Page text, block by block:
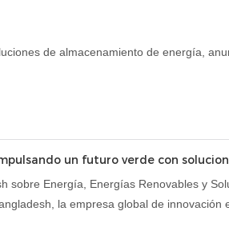
de almacenamiento de energía,
un futuro verde con
Energía, Energías Renovables y
la empresa global de